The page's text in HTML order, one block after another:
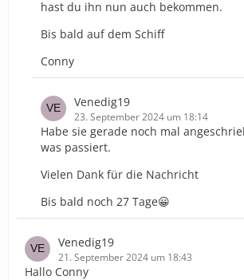
hast du ihn nun auch bekommen.
Bis bald auf dem Schiff
Conny
Venedig19
23. September 2024 um 18:14
Habe sie gerade noch mal
was passiert.
Vielen Dank für die Nachricht
Bis bald noch 27 Tage😀
Venedig19
21. September 2024 um 18:43
Hallo Conny